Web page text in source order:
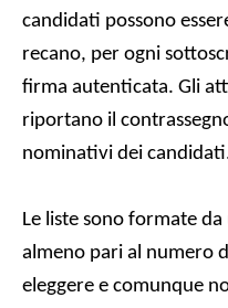
candidati possono
recano, per ogni
firma autenticata. Gli
riportano il
nominativi dei
Le liste sono formate
almeno pari al numero
eleggere e comunque